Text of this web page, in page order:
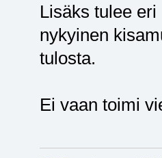
Lisäks tulee
nykyinen
tulosta.
Ei vaan toimi